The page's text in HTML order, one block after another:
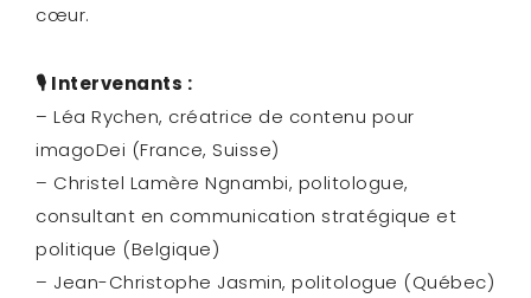
cœur.
🎙️ Intervenants :
– Léa Rychen, créatrice de contenu pour
imagoDei (France, Suisse)
– Christel Lamère Ngnambi, politologue,
consultant en communication stratégique et
politique (Belgique)
– Jean-Christophe Jasmin, politologue (Québec)